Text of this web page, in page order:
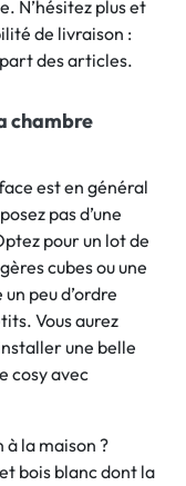
N’hésitez plus et
de livraison :
des articles.
chambre
est en général
pas d’une
pour un lot de
cubes ou une
peu d’ordre
Vous aurez
une belle
cosy avec
à la maison ?
bois blanc dont la